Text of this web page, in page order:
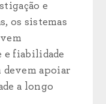
e
os sistemas
e fiabilidade
devem apoiar
a longo